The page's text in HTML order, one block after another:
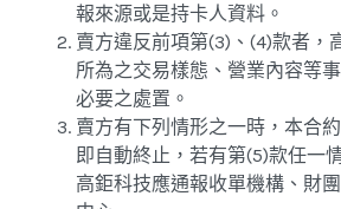
報來源或是持卡人資料。
賣方違反前項第(3)、(4)款者，
所為之交易樣態、營業內容等
必要之處置。
賣方有下列情形之一時，本合
即自動終止，若有第(5)款任一
高鉅科技應通報收單機構、財